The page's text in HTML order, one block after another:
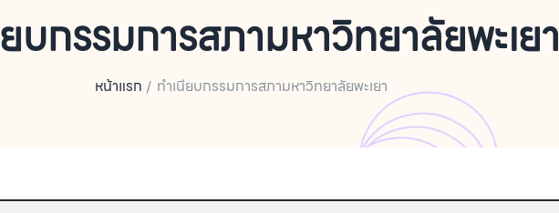
บกรรมการสภามหาวิทยาลัยพะเยา
หน้าแรก ทำเนียบกรรมการสภามหาวิทยาลัยพะเยา